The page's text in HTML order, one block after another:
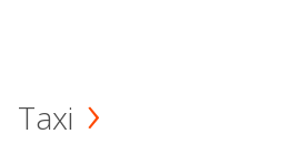
Taxi